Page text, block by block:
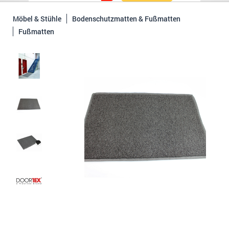
Möbel & Stühle
Bodenschutzmatten & Fußmatten
Fußmatten